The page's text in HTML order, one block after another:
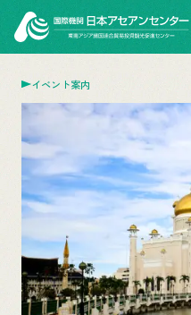
イベント案内